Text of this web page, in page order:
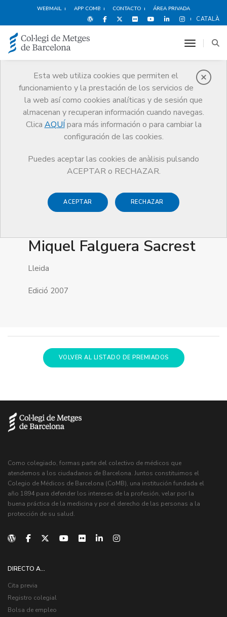
WEBMAIL APP COMB CONTACTO ÁREA PRIVADA
CATALÀ
Esta web utiliza cookies que permiten el
funcionamiento y la prestación de los servicios de
la web así como cookies analíticas y de sesión que
almacenan y recuperan información cuando navegas.
Clica AQUÍ para más información o para cambiar la
configuración de las cookies.
Puedes aceptar las cookies de anàlisis pulsando
ACEPTAR o RECHAZAR.
ACEPTAR RECHAZAR
toggle
Premios
El CoMB Guardonat Edició 2007
Guardonat Edició 2007
Miquel Falguera Sacrest
Lleida
Edició 2007
VOLVER AL LISTADO DE PREMIADOS
Como colegiado, formas parte del colectivo de médicos que
atendemos a los ciudadanos de Barcelona. Juntos constituimos el
Colegio de Médicos de Barcelona (CoMB), una institución fundada el
año 1894 para defender los intereses de la profesión, velar por la
buena práctica de la medicina y por el derecho de las personas a la
protección de su salud.
DIRECTO A...
Cita previa
Registro colegial
Bolsa de empleo